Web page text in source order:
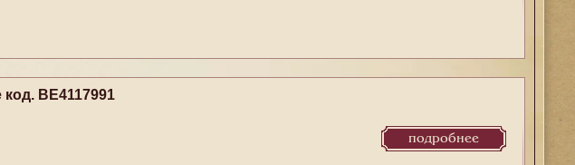
BE4117991
подробнее